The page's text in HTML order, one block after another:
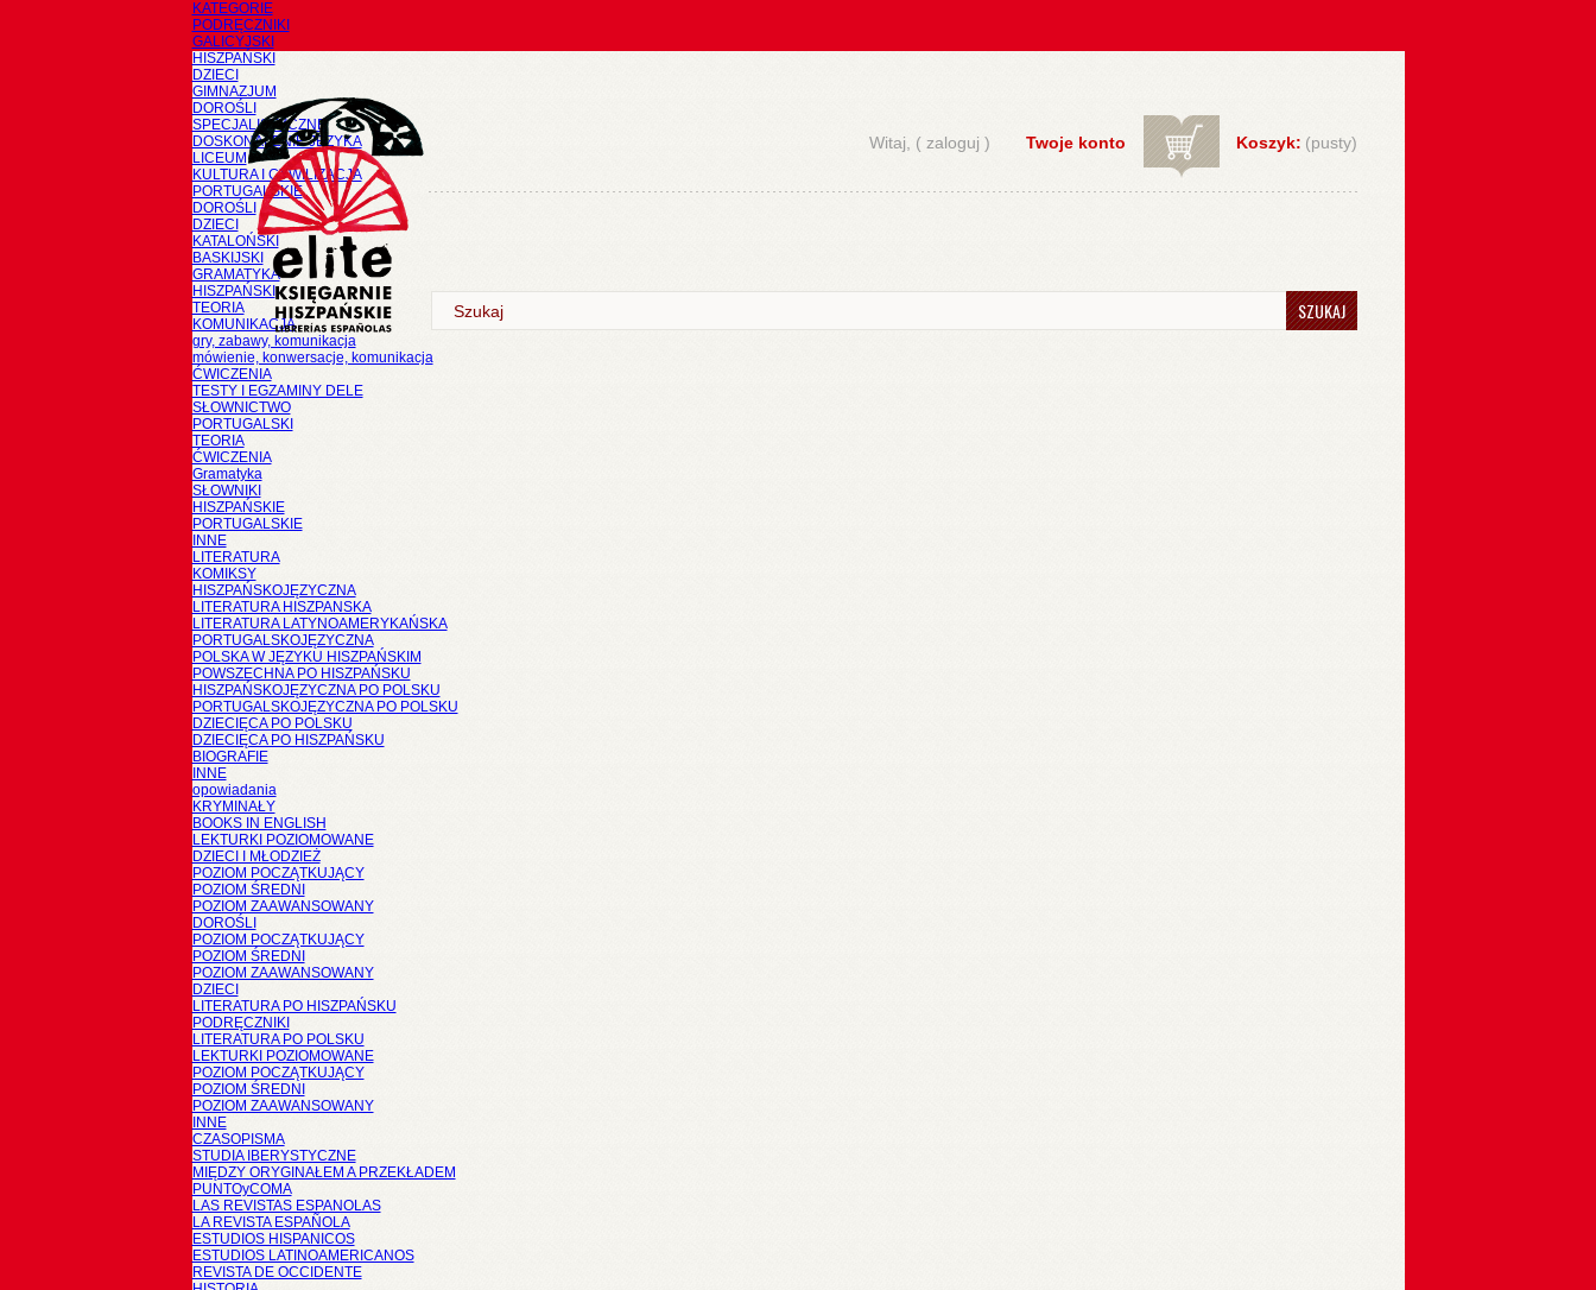
KATEGORIE
PODRĘCZNIKI
GALICYJSKI
HISZPAŃSKI
DZIECI
GIMNAZJUM
DOROŚLI
SPECJALISTYCZNE
DOSKONALENIE JĘZYKA
LICEUM
KULTURA I CYWILIZACJA
PORTUGALSKIE
DOROŚLI
DZIECI
KATALOŃSKI
BASKIJSKI
GRAMATYKA
HISZPAŃSKI
TEORIA
KOMUNIKACJA
gry, zabawy, komunikacja
mówienie, konwersacje, komunikacja
ĆWICZENIA
TESTY I EGZAMINY DELE
SŁOWNICTWO
PORTUGALSKI
TEORIA
ĆWICZENIA
Gramatyka
SŁOWNIKI
HISZPAŃSKIE
PORTUGALSKIE
INNE
LITERATURA
KOMIKSY
HISZPAŃSKOJĘZYCZNA
LITERATURA HISZPANSKA
LITERATURA LATYNOAMERYKAŃSKA
PORTUGALSKOJĘZYCZNA
POLSKA W JĘZYKU HISZPAŃSKIM
POWSZECHNA PO HISZPAŃSKU
HISZPAŃSKOJĘZYCZNA PO POLSKU
PORTUGALSKOJĘZYCZNA PO POLSKU
DZIECIĘCA PO POLSKU
DZIECIĘCA PO HISZPAŃSKU
BIOGRAFIE
INNE
opowiadania
KRYMINAŁY
BOOKS IN ENGLISH
LEKTURKI POZIOMOWANE
DZIECI I MŁODZIEŻ
POZIOM POCZĄTKUJĄCY
POZIOM ŚREDNI
POZIOM ZAAWANSOWANY
DOROŚLI
POZIOM POCZĄTKUJĄCY
POZIOM ŚREDNI
POZIOM ZAAWANSOWANY
DZIECI
LITERATURA PO HISZPAŃSKU
PODRĘCZNIKI
LITERATURA PO POLSKU
LEKTURKI POZIOMOWANE
POZIOM POCZĄTKUJĄCY
POZIOM ŚREDNI
POZIOM ZAAWANSOWANY
INNE
CZASOPISMA
STUDIA IBERYSTYCZNE
MIĘDZY ORYGINAŁEM A PRZEKŁADEM
PUNTOyCOMA
LAS REVISTAS ESPANOLAS
LA REVISTA ESPAÑOLA
ESTUDIOS HISPANICOS
ESTUDIOS LATINOAMERICANOS
REVISTA DE OCCIDENTE
Koszyk: (pusty)
Twoje konto
Witaj, ( zaloguj )
SZUKAJ